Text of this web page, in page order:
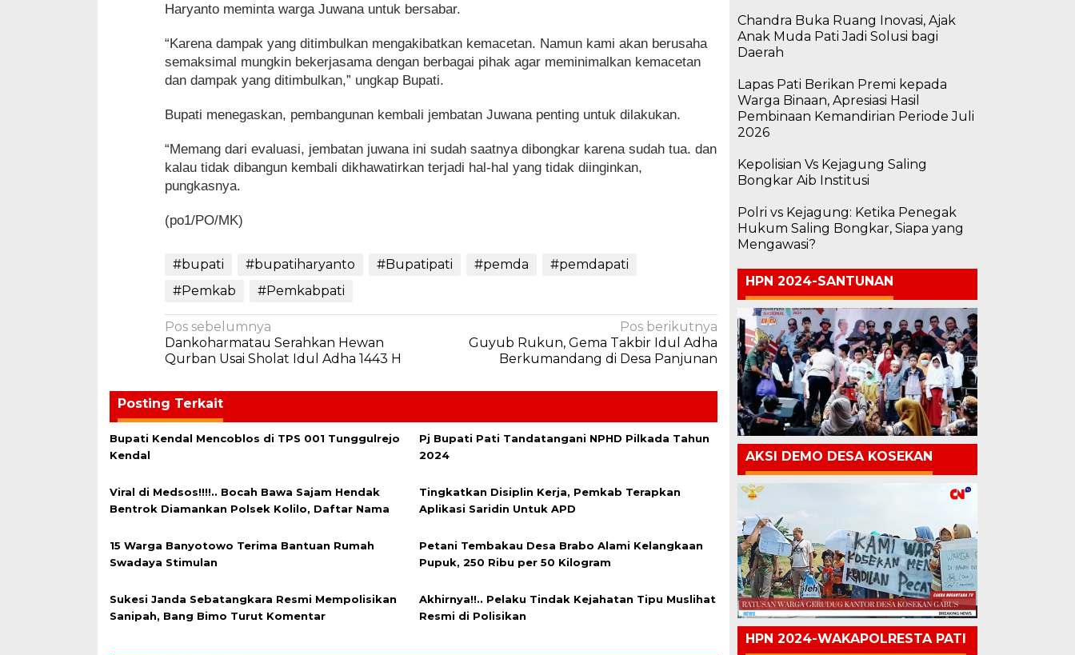
Haryanto meminta warga Juwana untuk bersabar.
“Karena dampak yang ditimbulkan mengakibatkan kemacetan. Namun kami akan berusaha
semaksimal mungkin bekerjasama dengan berbagai pihak agar meminimalkan kemacetan
dan dampak yang ditimbulkan,” ungkap Bupati.
Bupati menegaskan, pembangunan kembali jembatan Juwana penting untuk dilakukan.
“Memang dari evaluasi, jembatan juwana ini sudah saatnya dibongkar karena sudah tua. dan
kalau tidak dibangun kembali dikhawatirkan terjadi hal-hal yang tidak diinginkan,
pungkasnya.
(po1/PO/MK)
#bupati #bupatiharyanto #Bupatipati #pemda
#pemdapati
#Pemkab
#Pemkabpati
Navigasi
pos
Pos sebelumnya
Dankoharmatau Serahkan Hewan
Qurban Usai Sholat Idul Adha 1443 H
Pos berikutnya
Guyub Rukun, Gema Takbir Idul Adha
Berkumandang di Desa Panjunan
Posting Terkait
Bupati Kendal Mencoblos di TPS 001 Tunggulrejo
Kendal
Pj Bupati Pati Tandatangani NPHD Pilkada Tahun
2024
Viral di Medsos!!!!.. Bocah Bawa Sajam Hendak
Bentrok Diamankan Polsek Kolilo, Daftar Nama
Tingkatkan Disiplin Kerja, Pemkab Terapkan
Aplikasi Saridin Untuk APD
15 Warga Banyotowo Terima Bantuan Rumah
Swadaya Stimulan
Petani Tembakau Desa Brabo Alami Kelangkaan
Pupuk, 250 Ribu per 50 Kilogram
Sukesi Janda Sebatangkara Resmi Mempolisikan
Sanipah, Bang Bimo Turut Komentar
Akhirnya!!.. Pelaku Tindak Kejahatan Tipu Muslihat
Resmi di Polisikan
Chandra Buka Ruang Inovasi, Ajak
Anak Muda Pati Jadi Solusi bagi
Daerah
Lapas Pati Berikan Premi kepada
Warga Binaan, Apresiasi Hasil
Pembinaan Kemandirian Periode Juli
2026
Kepolisian Vs Kejagung Saling
Bongkar Aib Institusi
Polri vs Kejagung: Ketika Penegak
Hukum Saling Bongkar, Siapa yang
Mengawasi?
HPN 2024-SANTUNAN
AKSI DEMO DESA KOSEKAN
HPN 2024-WAKAPOLRESTA PATI